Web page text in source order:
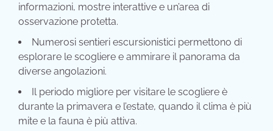
informazioni, mostre interattive e un’area di
osservazione protetta.
Numerosi sentieri escursionistici permettono di
esplorare le scogliere e ammirare il panorama da
diverse angolazioni.
Il periodo migliore per visitare le scogliere è
durante la primavera e l’estate, quando il clima è più
mite e la fauna è più attiva.